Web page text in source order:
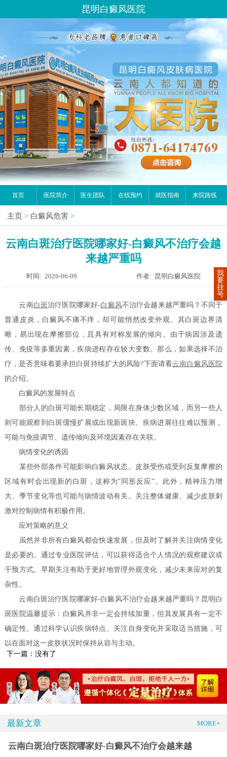
昆明白癜风医院
首页 医院简介 医生团队 在线预约 就医指南 来院路线
主页 > 白癜风危害 >
云南白斑治疗医院哪家好-白癜风不治疗会越
来越严重吗
时间: 2026-06-09 作者: 昆明白癜风医院
云南白斑治疗医院哪家好-白癜风不治疗会越来越严重吗？不同于
普通皮炎，白癜风不痛不痒，却可能悄然改变外观。其白斑边界清
晰，易出现在摩擦部位，且具有对称发展的倾向。由于病因涉及遗
传、免疫等多重因素，疾病进程存在较大变数。那么，如果选择不治
疗，是否意味着要承担白斑持续扩大的风险?下面请看云南白癜风医院
的介绍。
白癜风的发展特点
部分人的白斑可能长期稳定，局限在身体少数区域，而另一些人
则可能观察到白斑缓慢扩展或出现新斑块。疾病进展往往难以预测，
可能与免疫调节、遗传倾向及环境因素存在关联。
病情变化的诱因
某些外部条件可能影响白癜风状态。皮肤受伤或受到反复摩擦的
区域有时会出现新的白斑，这称为“同形反应”。此外，精神压力增
大、季节变化等也可能与病情波动有关。关注整体健康、减少皮肤刺
激对控制病情有积极作用。
应对策略的意义
虽然并非所有白癜风都会快速发展，但及时了解并关注病情变化
是必要的。通过专业医院评估，可以获得适合个人情况的观察建议或
干预方式。早期关注有助于更好地管理外观变化，减少未来应对的复
杂性。
云南白斑治疗医院哪家好-白癜风不治疗会越来越严重吗？昆明白
斑医院温馨提示：白癜风并非一定会持续加重，但其发展具有一定不
确定性。通过科学认识疾病特点、关注自身变化并采取适当措施，可
以在面对这一皮肤状况时保持从容与主动。
下一篇：没有了
最新文章 MORE+
云南白斑治疗医院哪家好-白癜风不治疗会越来越
我
要
挂
号